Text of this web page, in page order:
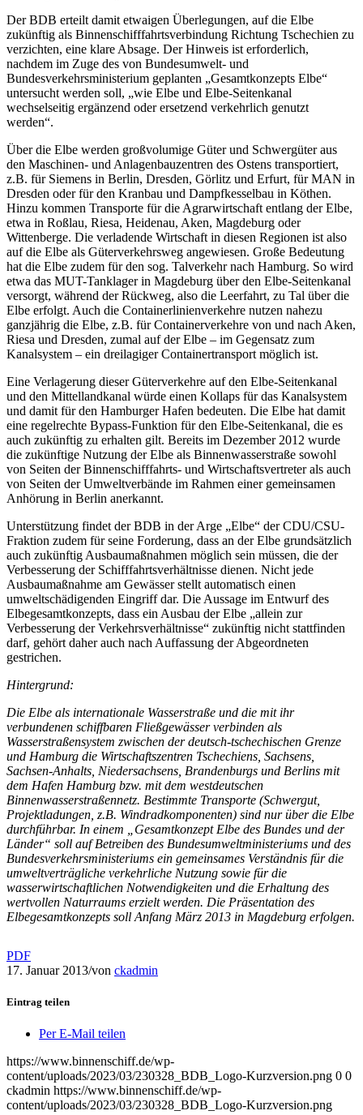
Der BDB erteilt damit etwaigen Überlegungen, auf die Elbe
zukünftig als Binnenschifffahrtsverbindung Richtung Tschechien zu
verzichten, eine klare Absage. Der Hinweis ist erforderlich,
nachdem im Zuge des von Bundesumwelt- und
Bundesverkehrsministerium geplanten „Gesamtkonzepts Elbe“
untersucht werden soll, „wie Elbe und Elbe-Seitenkanal
wechselseitig ergänzend oder ersetzend verkehrlich genutzt
werden“.
Über die Elbe werden großvolumige Güter und Schwergüter aus
den Maschinen- und Anlagenbauzentren des Ostens transportiert,
z.B. für Siemens in Berlin, Dresden, Görlitz und Erfurt, für MAN in
Dresden oder für den Kranbau und Dampfkesselbau in Köthen.
Hinzu kommen Transporte für die Agrarwirtschaft entlang der Elbe,
etwa in Roßlau, Riesa, Heidenau, Aken, Magdeburg oder
Wittenberge. Die verladende Wirtschaft in diesen Regionen ist also
auf die Elbe als Güterverkehrsweg angewiesen. Große Bedeutung
hat die Elbe zudem für den sog. Talverkehr nach Hamburg. So wird
etwa das MUT-Tanklager in Magdeburg über den Elbe-Seitenkanal
versorgt, während der Rückweg, also die Leerfahrt, zu Tal über die
Elbe erfolgt. Auch die Containerlinienverkehre nutzen nahezu
ganzjährig die Elbe, z.B. für Containerverkehre von und nach Aken,
Riesa und Dresden, zumal auf der Elbe – im Gegensatz zum
Kanalsystem – ein dreilagiger Containertransport möglich ist.
Eine Verlagerung dieser Güterverkehre auf den Elbe-Seitenkanal
und den Mittellandkanal würde einen Kollaps für das Kanalsystem
und damit für den Hamburger Hafen bedeuten. Die Elbe hat damit
eine regelrechte Bypass-Funktion für den Elbe-Seitenkanal, die es
auch zukünftig zu erhalten gilt. Bereits im Dezember 2012 wurde
die zukünftige Nutzung der Elbe als Binnenwasserstraße sowohl
von Seiten der Binnenschifffahrts- und Wirtschaftsvertreter als auch
von Seiten der Umweltverbände im Rahmen einer gemeinsamen
Anhörung in Berlin anerkannt.
Unterstützung findet der BDB in der Arge „Elbe“ der CDU/CSU-
Fraktion zudem für seine Forderung, dass an der Elbe grundsätzlich
auch zukünftig Ausbaumaßnahmen möglich sein müssen, die der
Verbesserung der Schifffahrtsverhältnisse dienen. Nicht jede
Ausbaumaßnahme am Gewässer stellt automatisch einen
umweltschädigenden Eingriff dar. Die Aussage im Entwurf des
Elbegesamtkonzepts, dass ein Ausbau der Elbe „allein zur
Verbesserung der Verkehrsverhältnisse“ zukünftig nicht stattfinden
darf, gehört daher auch nach Auffassung der Abgeordneten
gestrichen.
Hintergrund:
Die Elbe als internationale Wasserstraße und die mit ihr
verbundenen schiffbaren Fließgewässer verbinden als
Wasserstraßensystem zwischen der deutsch-tschechischen Grenze
und Hamburg die Wirtschaftszentren Tschechiens, Sachsens,
Sachsen-Anhalts, Niedersachsens, Brandenburgs und Berlins mit
dem Hafen Hamburg bzw. mit dem westdeutschen
Binnenwasserstraßennetz. Bestimmte Transporte (Schwergut,
Projektladungen, z.B. Windradkomponenten) sind nur über die Elbe
durchführbar. In einem „Gesamtkonzept Elbe des Bundes und der
Länder“ soll auf Betreiben des Bundesumweltministeriums und des
Bundesverkehrsministeriums ein gemeinsames Verständnis für die
umweltverträgliche verkehrliche Nutzung sowie für die
wasserwirtschaftlichen Notwendigkeiten und die Erhaltung des
wertvollen Naturraums erzielt werden. Die Präsentation des
Elbegesamtkonzepts soll Anfang März 2013 in Magdeburg erfolgen.
PDF
17. Januar 2013/von ckadmin
Eintrag teilen
Per E-Mail teilen
https://www.binnenschiff.de/wp-
content/uploads/2023/03/230328_BDB_Logo-Kurzversion.png 0 0
ckadmin https://www.binnenschiff.de/wp-
content/uploads/2023/03/230328_BDB_Logo-Kurzversion.png